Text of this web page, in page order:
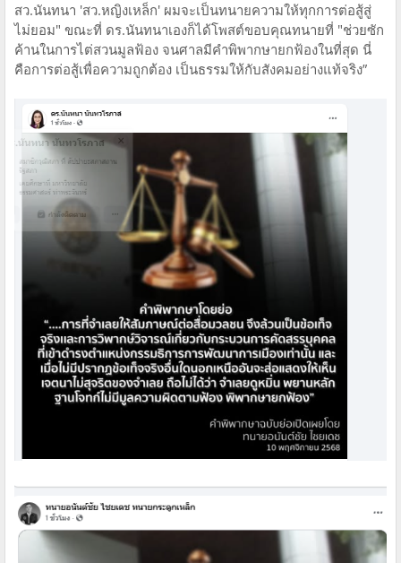
สว.นันทนา 'สว.หญิงเหล็ก' ผมจะเป็นทนายความให้ทุกการต่อสู้สู่
ไม่ยอม" ขณะที่ ดร.นันทนาเองก็ได้โพสต์ขอบคุณทนายที่ "ช่วยซัก
ค้านในการไต่สวนมูลฟ้อง จนศาลมีคำพิพากษายกฟ้องในที่สุด นี่
คือการต่อสู้เพื่อความถูกต้อง เป็นธรรมให้กับสังคมอย่างแท้จริง”